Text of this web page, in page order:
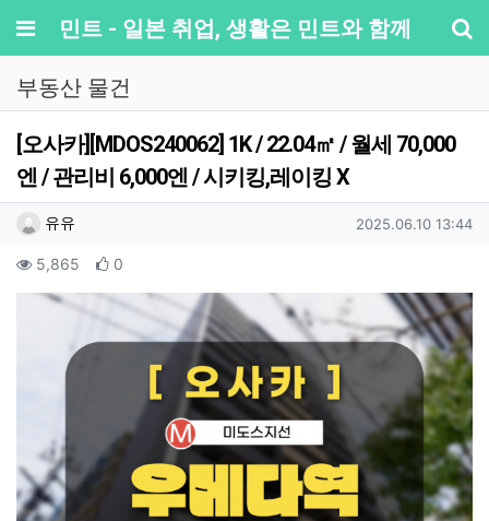
메뉴민트 - 일본 취업, 생활은 민트와 함께
부동산 물건
[오사카][MDOS240062] 1K / 22.04㎡ / 월세 70,000
엔 / 관리비 6,000엔 / 시키킹,레이킹 X
작성자 정보
유유 작성일
2025.06.10 13:44
컨텐츠 정보
5,865 조회 0
본문